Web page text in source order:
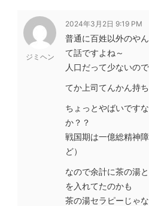
ジミヘン
2024年3月2日 9:19 PM
普通に百姓以外のや
て話ですよね～
人口だって少ないの
てか上司てんかん持
ちょっとやばいです
か？？
戦国期は一億総精神
ど）
なので余計に茶の湯
を入れてたのかも
茶の湯セラピーじゃ